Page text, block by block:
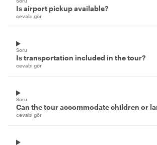
Is airport pickup available?
cevabı gör
Soru
Is transportation included in the tour?
cevabı gör
Soru
Can the tour accommodate children or
cevabı gör